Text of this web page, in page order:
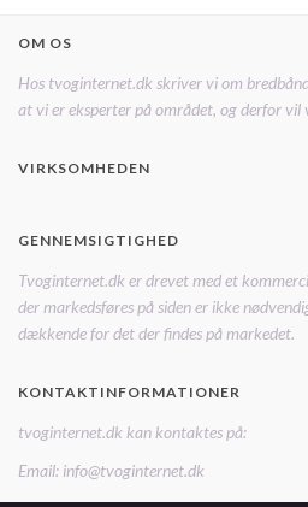
OM OS
Hos tvoginternet.dk skriver vi om
at vi er eksperter på området, og derfor vil
VIRKSOMHEDEN
GENNEMSIGTIGHED
Tvoginternet.dk er drevet med et
der markedsføres på siden er ikke
dækkende for det der findes på markedet.
KONTAKTINFORMATIONER
tvoginternet.dk kan kontaktes på:
Email: info@tvoginternet.dk